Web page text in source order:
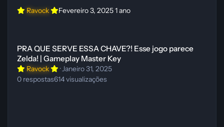
Ravock Fevereiro 3, 20251 ano
PRA QUE SERVE ESSA CHAVE?! Esse jogo parece
Zelda! | Gameplay Master Key
Ravock ·Janeiro 31, 2025
0 respostas614visualizações